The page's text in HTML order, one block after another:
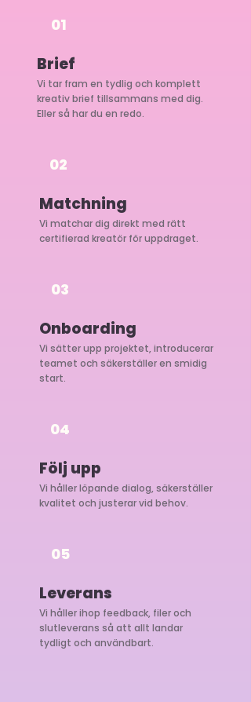
01
Brief
Vi tar fram en tydlig och komplett
kreativ brief tillsammans med dig.
Eller så har du en redo.
02
Matchning
Vi matchar dig direkt med rätt
certifierad kreatör för uppdraget.
03
Onboarding
Vi sätter upp projektet, introducerar
teamet och säkerställer en smidig
start.
04
Följ upp
Vi håller löpande dialog, säkerställer
kvalitet och justerar vid behov.
05
Leverans
Vi håller ihop feedback, filer och
slutleverans så att allt landar
tydligt och användbart.